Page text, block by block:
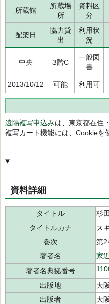
所蔵館
所蔵場
所
資料区
分
配架日
協力貸
出
利用状
況
中央 3階C
一般図
書
2013/10/12 可能 利用可
遠隔複写申込みは、東京都在住
複写カート機能には、Cookieを
資料詳細
タイトル
杉
タイトルカナ
ス
巻次
第2
著者名
家
著者名典拠番号
出版地
大阪
出版者
大